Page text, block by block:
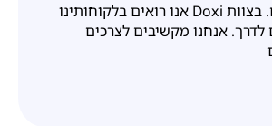
וארגוניים מדי יום. בצוות Doxi אנו רואים בלקוחותינו
אנחנו מקשיבים לצרכים